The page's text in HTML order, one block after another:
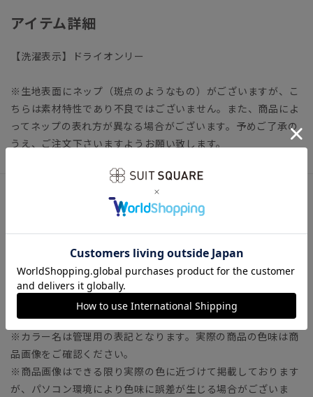
アイテム詳細
【洗濯表示】ドライオンリー
※生地表面にネップ（斑点のようなもの）がございますが、こ
ちらは素材特性であり不良ではございません。また、商品によ
ってネップの表れ方が異なる場合がございます。予めご了承の
うえ、ご注文下さいますようお願い致します。
縦33.0cm 横33.0cm
※商品の仕上がりサイズ（出来上がり寸法）は上記のサイズ表
をご覧下さい。
※同サイズまたは同一商品でも、生産の過程で個体差や着用感
の違いが生じる場合がございます。
※カラー名は管理用の表記となります。実際の商品の色味は商
品画像をご確認ください。
※商品画像はできる限り実際の色に近づけて掲載しております
が、パソコン環境により色味に誤差が生じる場合がございま